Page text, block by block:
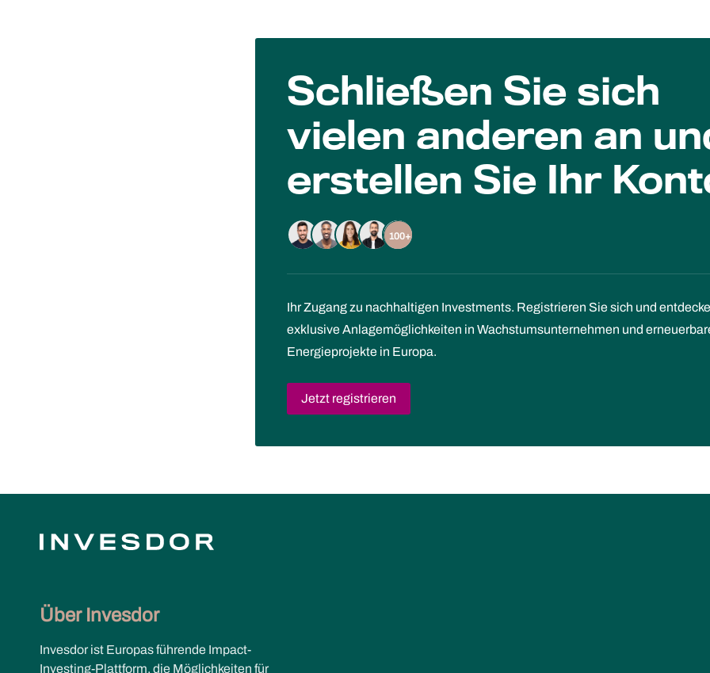
Schließen Sie sich
vielen anderen an
erstellen Sie Ihr
100+
Ihr Zugang zu nachhaltigen Investments. Registrieren Sie sich und
exklusive Anlagemöglichkeiten in Wachstumsunternehmen und
Energieprojekte in Europa.
Jetzt registrieren
Über Invesdor
Invesdor ist Europas führende Impact-
Investing-Plattform, die Möglichkeiten für